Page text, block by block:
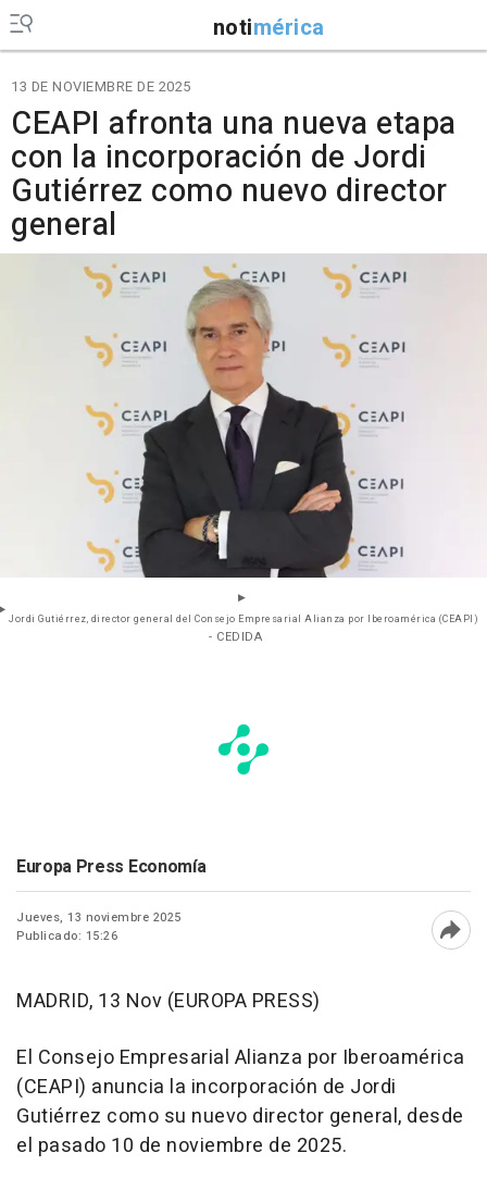
notimérica
13 DE NOVIEMBRE DE 2025
CEAPI afronta una nueva etapa
con la incorporación de Jordi
Gutiérrez como nuevo director
general
Jordi Gutiérrez, director general del Consejo Empresarial Alianza por Iberoamérica (CEAPI)
- CEDIDA
Europa Press Economía
Jueves, 13 noviembre 2025
Publicado: 15:26
MADRID, 13 Nov (EUROPA PRESS)
El Consejo Empresarial Alianza por Iberoamérica
(CEAPI) anuncia la incorporación de Jordi
Gutiérrez como su nuevo director general, desde
el pasado 10 de noviembre de 2025.